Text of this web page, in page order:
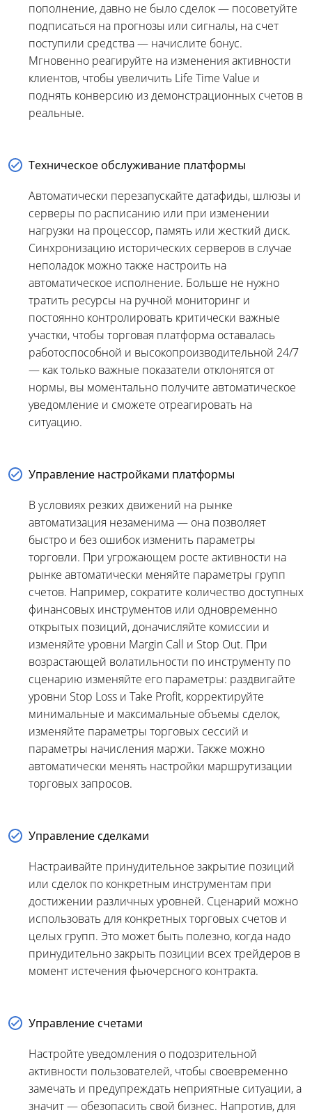
пополнение, давно не было сделок — посоветуйте
подписаться на прогнозы или сигналы, на счет
поступили средства — начислите бонус.
Мгновенно реагируйте на изменения активности
клиентов, чтобы увеличить Life Time Value и
поднять конверсию из демонстрационных счетов в
реальные.
Техническое обслуживание платформы
Автоматически перезапускайте датафиды, шлюзы и
серверы по расписанию или при изменении
нагрузки на процессор, память или жесткий диск.
Синхронизацию исторических серверов в случае
неполадок можно также настроить на
автоматическое исполнение. Больше не нужно
тратить ресурсы на ручной мониторинг и
постоянно контролировать критически важные
участки, чтобы торговая платформа оставалась
работоспособной и высокопроизводительной 24/7
— как только важные показатели отклонятся от
нормы, вы моментально получите автоматическое
уведомление и сможете отреагировать на
ситуацию.
Управление настройками платформы
В условиях резких движений на рынке
автоматизация незаменима — она позволяет
быстро и без ошибок изменить параметры
торговли. При угрожающем росте активности на
рынке автоматически меняйте параметры групп
счетов. Например, сократите количество доступных
финансовых инструментов или одновременно
открытых позиций, доначисляйте комиссии и
изменяйте уровни Margin Call и Stop Out. При
возрастающей волатильности по инструменту по
сценарию изменяйте его параметры: раздвигайте
уровни Stop Loss и Take Profit, корректируйте
минимальные и максимальные объемы сделок,
изменяйте параметры торговых сессий и
параметры начисления маржи. Также можно
автоматически менять настройки маршрутизации
торговых запросов.
Управление сделками
Настраивайте принудительное закрытие позиций
или сделок по конкретным инструментам при
достижении различных уровней. Сценарий можно
использовать для конкретных торговых счетов и
целых групп. Это может быть полезно, когда надо
принудительно закрыть позиции всех трейдеров в
момент истечения фьючерсного контракта.
Управление счетами
Настройте уведомления о подозрительной
активности пользователей, чтобы своевременно
замечать и предупреждать неприятные ситуации, а
значит — обезопасить свой бизнес. Напротив, для